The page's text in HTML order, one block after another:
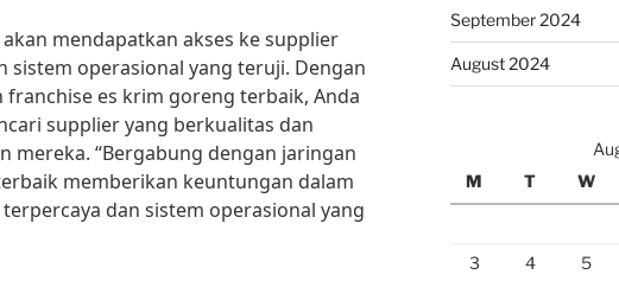
mendapatkan akses ke supplier
sistem operasional yang teruji. Dengan
es krim goreng terbaik, Anda
supplier yang berkualitas dan
mereka. “Bergabung dengan jaringan
memberikan keuntungan dalam
dan sistem operasional yang
September 2024
August 2024
M
T W
3
4 5